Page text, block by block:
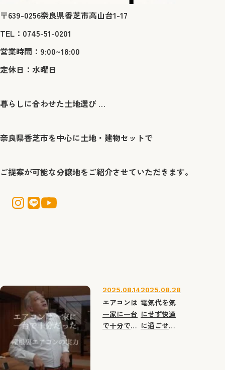
〒639-0256奈良県香芝市高山台1-17
TEL：0745-51-0201
営業時間：9:00~18:00
定休日：水曜日
暮らしに合わせた土地選び … ​
奈良県香芝市を中心に土地・建物セットで
ご提案が可能な分譲地をご紹介させていただきます。
2025.08.14
エアコンは
一家に一台
で十分で
2025.08.28
電気代を気
にせず快適
に過ごせる